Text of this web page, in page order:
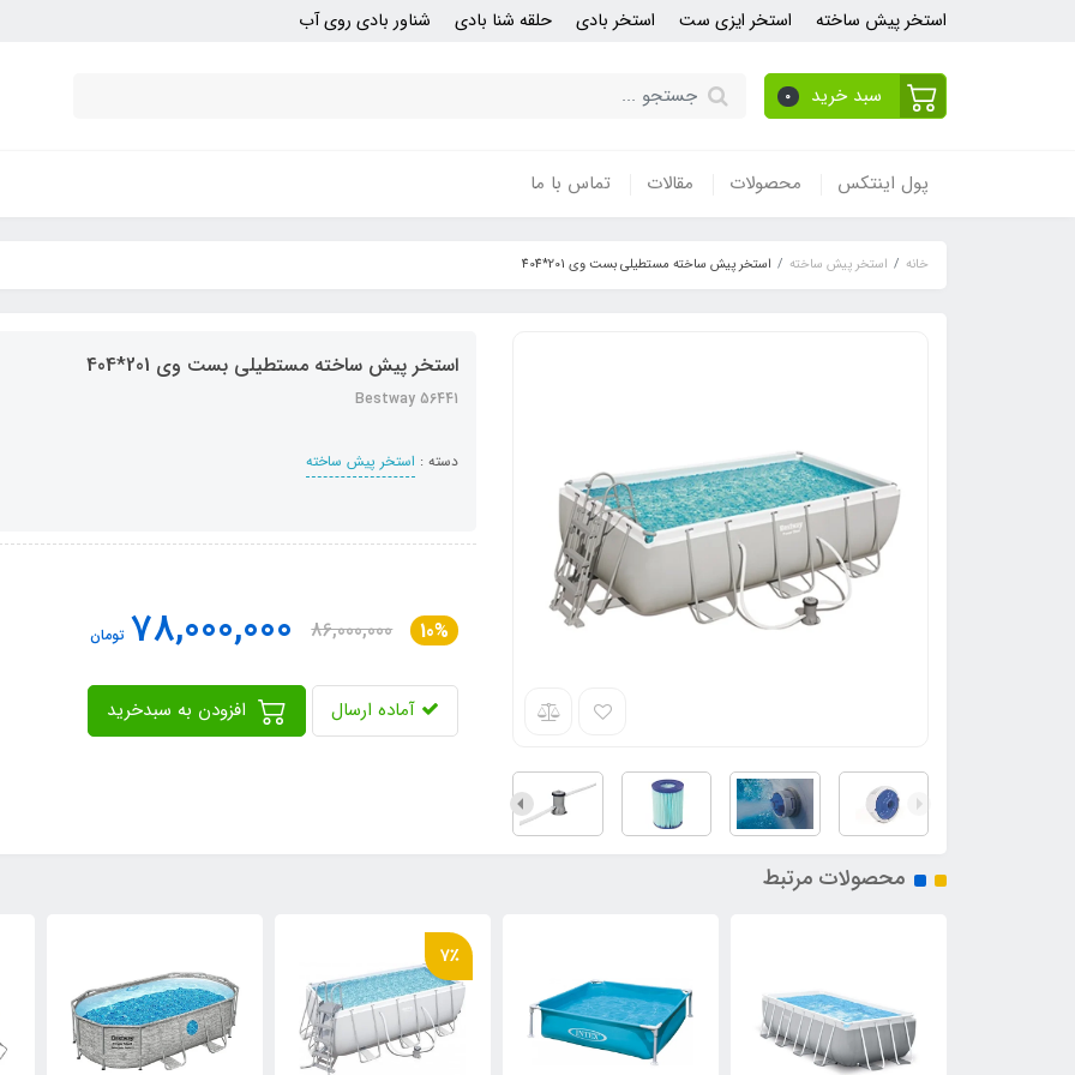
استخر پیش ساخته استخر ایزی ست استخر بادی حلقه شنا بادی شناور بادی روی آب
سبد خرید 0
پول اینتکس محصولات مقالات تماس با ما
خانه استخر پیش ساخته استخر پیش ساخته مستطیلی بست وی 201*404
استخر پیش ساخته مستطیلی بست وی 201*404
Bestway 56441
دسته : استخر پیش ساخته
10%
86,000,000
78,000,000 تومان
آماده ارسال
محصولات مرتبط